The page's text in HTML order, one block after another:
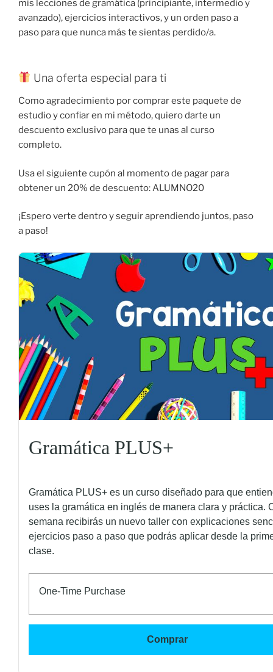
mis lecciones de gramática (principiante, intermedio y
avanzado), ejercicios interactivos, y un orden paso a
paso para que nunca más te sientas perdido/a.
Una oferta especial para ti
Como agradecimiento por comprar este paquete de
estudio y confiar en mi método, quiero darte un
descuento exclusivo para que te unas al curso
completo.
Usa el siguiente cupón al momento de pagar para
obtener un 20% de descuento: ALUMNO20
¡Espero verte dentro y seguir aprendiendo juntos, paso
a paso!
Gramática PLUS+
Gramática PLUS+ es un curso diseñado para que
uses la gramática en inglés de manera clara y práctica.
semana recibirás un nuevo taller con explicaciones
ejercicios paso a paso que podrás aplicar desde la
clase.
One-Time Purchase
Comprar